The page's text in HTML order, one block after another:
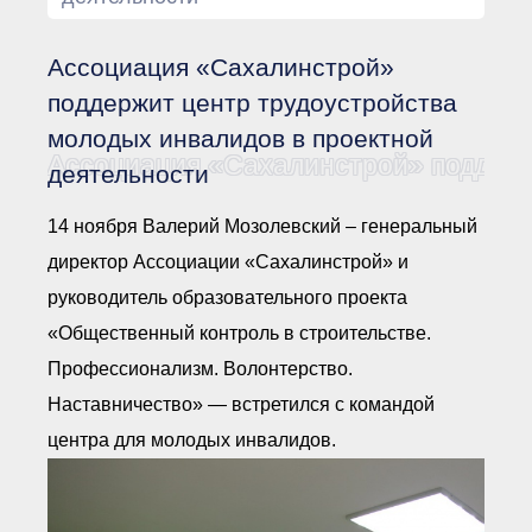
● Действующие документы
● Сбор предложений во
внутренние документы
Финансовая отчетность
Компенсационный фонд
● Реестр членов
Ассоциации
«Сахалинстрой»
Ассоциации,
строительный контроль
объединения
Ассоциации —
Застройщиков
Ассоциации — технических
заказчиков
Ассоциация «Сахалинстрой»
поддержит центр трудоустройства
молодых инвалидов в проектной
деятельности
Ассоциация «Сахалинстрой»
14 ноября Валерий Мозолевский – генеральный
директор Ассоциации «Сахалинстрой» и
руководитель образовательного проекта
«Общественный контроль в строительстве.
Профессионализм. Волонтерство.
Наставничество» — встретился с командой
центра для молодых инвалидов.